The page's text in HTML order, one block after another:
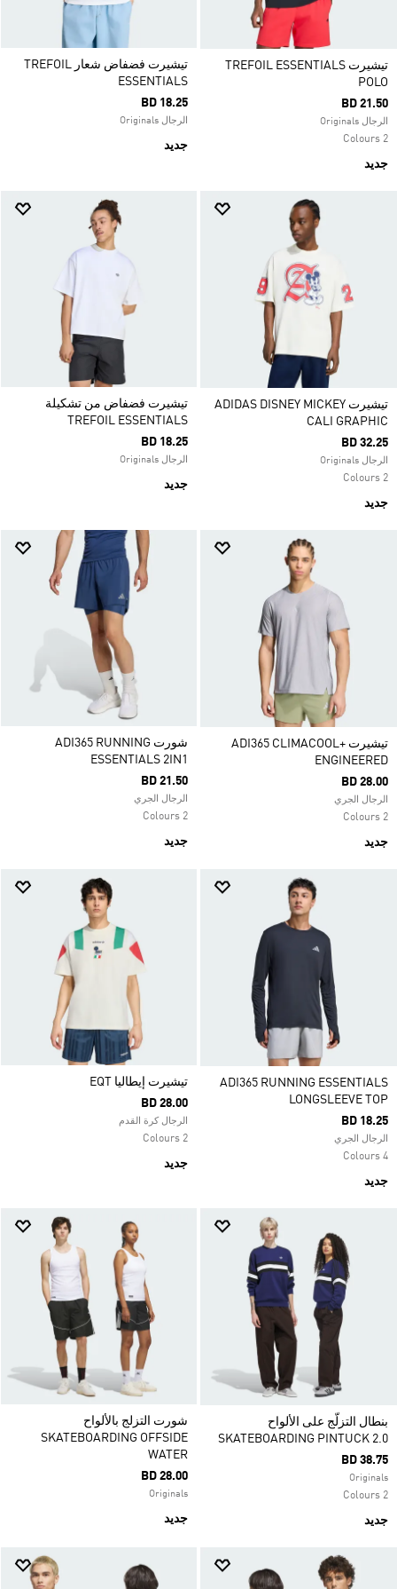
تيشيرت TREFOIL ESSENTIALS
POLO
BD 21.50
الرجال Originals
2 Colours
جديد
تيشيرت فضفاض شعار TREFOIL
ESSENTIALS
BD 18.25
الرجال Originals
جديد
تيشيرت ADIDAS DISNEY MICKEY
CALI GRAPHIC
BD 32.25
الرجال Originals
2 Colours
جديد
تيشيرت فضفاض من تشكيلة
TREFOIL ESSENTIALS
BD 18.25
الرجال Originals
جديد
تيشيرت ADI365 CLIMACOOL+
ENGINEERED
BD 28.00
الرجال الجري
2 Colours
جديد
شورت ADI365 RUNNING
ESSENTIALS 2IN1
BD 21.50
الرجال الجري
2 Colours
جديد
ADI365 RUNNING ESSENTIALS
LONGSLEEVE TOP
BD 18.25
الرجال الجري
4 Colours
جديد
تيشيرت إيطاليا EQT
BD 28.00
الرجال كرة القدم
2 Colours
جديد
بنطال التزلّج على الألواح
SKATEBOARDING PINTUCK 2.0
BD 38.75
Originals
2 Colours
جديد
شورت التزلج بالألواح
SKATEBOARDING OFFSIDE
WATER
BD 28.00
Originals
جديد